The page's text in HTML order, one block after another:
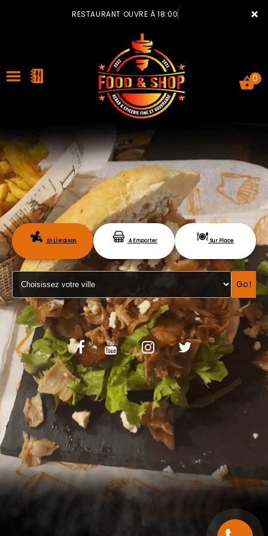
×
RESTAURANT OUVRE À 18:00
ACCUEIL
LA CARTE
VOTRE COMPTE
NOTRE RESTAURANT
VOS AVIS
MENTIONS LÉGALES
C.G.V
0
En Livraison A Emporter Sur Place
Go!